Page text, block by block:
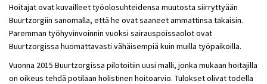
Hoitajat ovat kuvailleet työolosuhteidensa muutosta siirryttyään
Buurtzorgiin sanomalla, että he ovat saaneet ammattinsa takaisin.
Paremman työhyvinvoinnin vuoksi sairauspoissaolot ovat
Buurtzorgissa huomattavasti vähäisempiä kuin muilla työpaikoilla.
Vuonna 2015 Buurtzorgissa pilotoitiin uusi malli, jonka mukaan hoitajilla
on oikeus tehdä potilaan holistinen hoitoarvio. Tulokset olivat todella